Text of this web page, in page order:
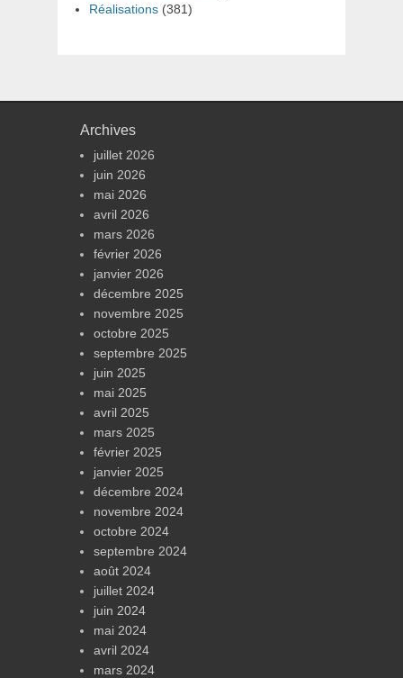
Réalisations (381)
Archives
juillet 2026
juin 2026
mai 2026
avril 2026
mars 2026
février 2026
janvier 2026
décembre 2025
novembre 2025
octobre 2025
septembre 2025
juin 2025
mai 2025
avril 2025
mars 2025
février 2025
janvier 2025
décembre 2024
novembre 2024
octobre 2024
septembre 2024
août 2024
juillet 2024
juin 2024
mai 2024
avril 2024
mars 2024